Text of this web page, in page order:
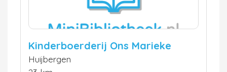
Kinderboerderij Ons Marieke
Huijbergen